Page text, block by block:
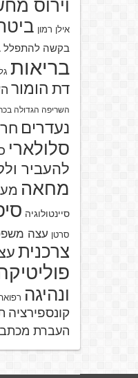
וירוס
אילן רמון
בקשה להתפלל
בריאות
דת הומור
השריפה הגדולה
נעדרים
סלולארי
להעביר
מחאה
סיינטולוגיה
סרטן עצה
צרכנית
ונהיגה
קונספירציה
העברת מכתב